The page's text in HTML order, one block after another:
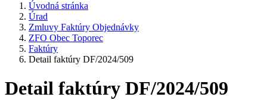
Úvodná stránka
Úrad
Zmluvy Faktúry Objednávky
ZFO Obec Toporec
Faktúry
Detail faktúry DF/2024/509
Detail faktúry DF/2024/509